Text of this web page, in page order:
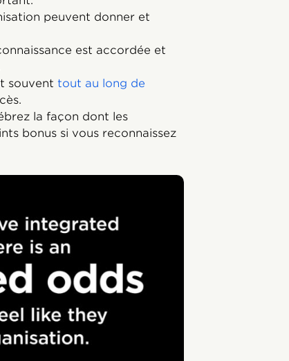
peuvent donner et
est accordée et
souvent tout au long de
la façon dont les
bonus si vous reconnaissez